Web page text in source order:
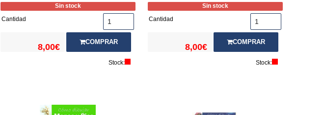
Sin stock
Cantidad
8,00€
COMPRAR
Stock:
Sin stock
Cantidad
8,00€
COMPRAR
Stock: